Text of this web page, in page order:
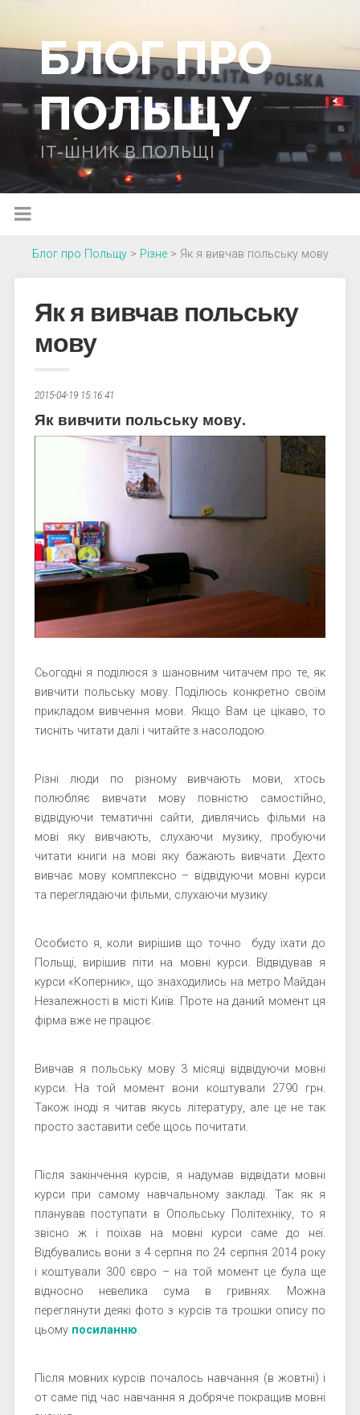
БЛОГ ПРО
ПОЛЬЩУ
IT-ШНИК В ПОЛЬЩІ
Блог про Польщу> Різне> Як я вивчав польську мову
Як я вивчав польську
мову
2015-04-19 15:16:41
Як вивчити польську мову.
Сьогодні я поділюся з шановним читачем про те, як
вивчити польську мову. Поділюсь конкретно своїм
прикладом вивчення мови. Якщо Вам це цікаво, то
тисніть читати далі і читайте з насолодою.
Різні люди по різному вивчають мови, хтось
полюбляє вивчати мову повністю самостійно,
відвідуючи тематичні сайти, дивлячись фільми на
мові яку вивчають, слухаючи музику, пробуючи
читати книги на мові яку бажають вивчати. Дехто
вивчає мову комплексно – відвідуючи мовні курси
та переглядаючи фільми, слухаючи музику.
Особисто я, коли вирішив що точно буду їхати до
Польщі, вирішив піти на мовні курси. Відвідував я
курси «Коперник», що знаходились на метро Майдан
Незалежності в місті Київ. Проте на даний момент ця
фірма вже не працює.
Вивчав я польську мову 3 місяці відвідуючи мовні
курси. На той момент вони коштували 2790 грн.
Також іноді я читав якусь літературу, але це не так
просто заставити себе щось почитати.
Після закінчення курсів, я надумав відвідати мовні
курси при самому навчальному закладі. Так як я
планував поступати в Опольську Політехніку, то я
звісно ж і поїхав на мовні курси саме до неї.
Відбувались вони з 4 серпня по 24 серпня 2014 року
і коштували 300 євро – на той момент це була ще
відносно невелика сума в гривнях. Можна
переглянути деякі фото з курсів та трошки опису по
цьому посиланню.
Після мовних курсів почалось навчання (в жовтні) і
от саме під час навчання я добряче покращив мовні